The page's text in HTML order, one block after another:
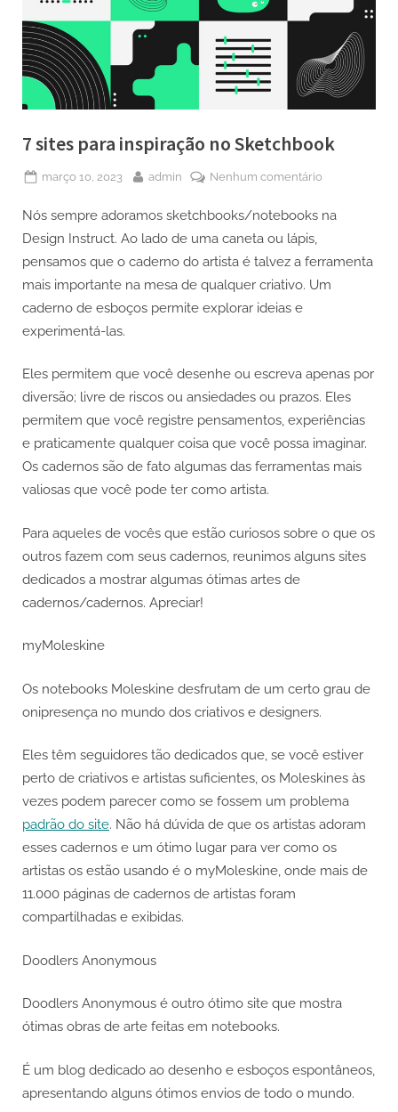
7 sites para inspiração no Sketchbook
Posted
março 10, 2023 By
admin Nenhum comentário
sites
inspiração
Sketchbook
Nós sempre adoramos sketchbooks/notebooks na
Design Instruct. Ao lado de uma caneta ou lápis,
pensamos que o caderno do artista é talvez a ferramenta
mais importante na mesa de qualquer criativo. Um
caderno de esboços permite explorar ideias e
experimentá-las.
Eles permitem que você desenhe ou escreva apenas por
diversão; livre de riscos ou ansiedades ou prazos. Eles
permitem que você registre pensamentos, experiências
e praticamente qualquer coisa que você possa imaginar.
Os cadernos são de fato algumas das ferramentas mais
valiosas que você pode ter como artista.
Para aqueles de vocês que estão curiosos sobre o que os
outros fazem com seus cadernos, reunimos alguns sites
dedicados a mostrar algumas ótimas artes de
cadernos/cadernos. Apreciar!
myMoleskine
Os notebooks Moleskine desfrutam de um certo grau de
onipresença no mundo dos criativos e designers.
Eles têm seguidores tão dedicados que, se você estiver
perto de criativos e artistas suficientes, os Moleskines às
vezes podem parecer como se fossem um problema
padrão do site. Não há dúvida de que os artistas adoram
esses cadernos e um ótimo lugar para ver como os
artistas os estão usando é o myMoleskine, onde mais de
11.000 páginas de cadernos de artistas foram
compartilhadas e exibidas.
Doodlers Anonymous
Doodlers Anonymous é outro ótimo site que mostra
ótimas obras de arte feitas em notebooks.
É um blog dedicado ao desenho e esboços espontâneos,
apresentando alguns ótimos envios de todo o mundo.